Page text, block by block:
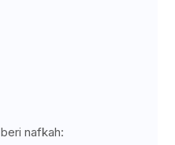
nafkah: